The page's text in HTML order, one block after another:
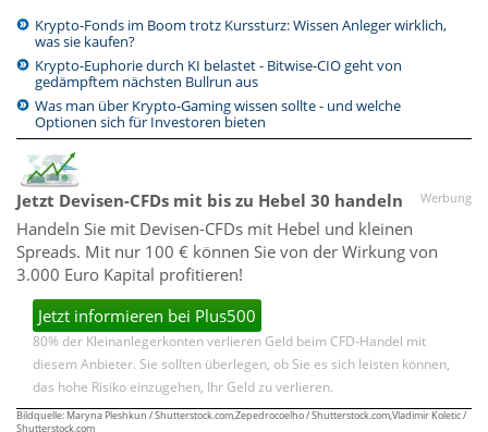
Krypto-Fonds im Boom trotz Kurssturz: Wissen Anleger wirklich,
was sie kaufen?
Krypto-Euphorie durch KI belastet - Bitwise-CIO geht von
gedämpftem nächsten Bullrun aus
Was man über Krypto-Gaming wissen sollte - und welche
Optionen sich für Investoren bieten
Jetzt Devisen-CFDs mit bis zu Hebel 30 handeln Werbung
Handeln Sie mit Devisen-CFDs mit Hebel und kleinen
Spreads. Mit nur 100 € können Sie von der Wirkung von
3.000 Euro Kapital profitieren!
Jetzt informieren bei Plus500
80% der Kleinanlegerkonten verlieren Geld beim CFD-Handel mit
diesem Anbieter. Sie sollten überlegen, ob Sie es sich leisten können,
das hohe Risiko einzugehen, Ihr Geld zu verlieren.
Bildquelle: Maryna Pleshkun / Shutterstock.com,Zepedrocoelho / Shutterstock.com,Vladimir Koletic /
Shutterstock.com